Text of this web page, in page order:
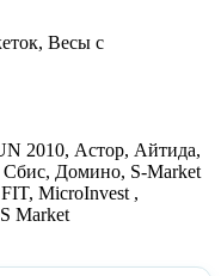
Весы с
2010, Астор, Айтида,
Сбис, Домино, S-Market
MicroInvest ,
Market